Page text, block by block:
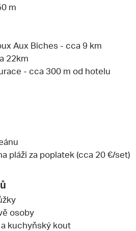
m
Aux Biches - cca 9 km
22km
- cca 300 m od hotelu
pláži za poplatek (cca 20 €/set)
osoby
kuchyňský kout